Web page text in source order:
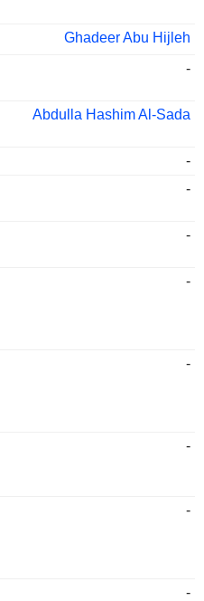
Ghadeer Abu Hijleh
-
Abdulla Hashim Al-Sada
-
-
-
-
-
-
-
-